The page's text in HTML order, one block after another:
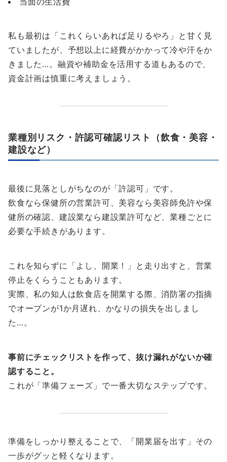
私も最初は「これくらいあれば足りるやろ」と甘く見
ていましたが、予想以上に経費がかかって冷や汗をか
きました…。融資や補助金を活用する道もあるので、
資金計画は慎重に考えましょう。
業種別リスク・許認可確認リスト（飲食・美容・
建設など）
最後に見落としがちなのが「許認可」です。
飲食なら保健所の営業許可、美容なら美容師免許や保
健所の確認、建設業なら建設業許可など、業種ごとに
必要な手続きがあります。
これを知らずに「よし、開業！」と走り出すと、営業
停止をくらうこともあります。
実際、私の知人は飲食店を開業する際、消防署の指摘
でオープンが1か月遅れ、かなりの損失を出しまし
た…。
事前にチェックリストを作って、抜け漏れがないか確
認すること。
これが「準備フェーズ」で一番大切なステップです。
準備をしっかり整えることで、「開業届を出す」その
一歩がグッと軽くなります。